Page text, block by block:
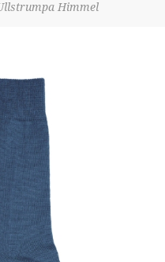
Himmel